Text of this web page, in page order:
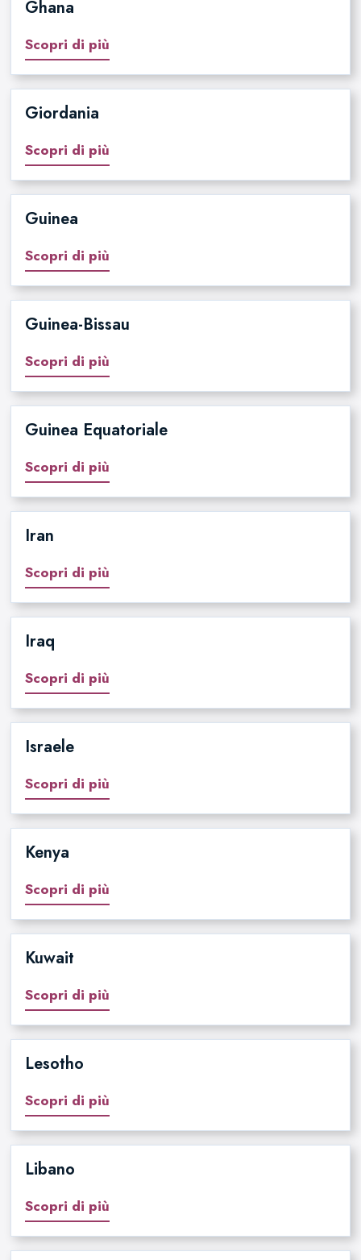
Ghana
Scopri di più
Giordania
Scopri di più
Guinea
Scopri di più
Guinea-Bissau
Scopri di più
Guinea Equatoriale
Scopri di più
Iran
Scopri di più
Iraq
Scopri di più
Israele
Scopri di più
Kenya
Scopri di più
Kuwait
Scopri di più
Lesotho
Scopri di più
Libano
Scopri di più